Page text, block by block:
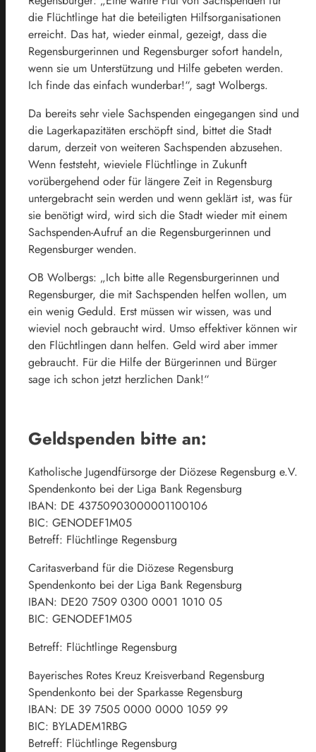
die Flüchtlinge hat die beteiligten Hilfsorganisationen
erreicht. Das hat, wieder einmal, gezeigt, dass die
Regensburgerinnen und Regensburger sofort handeln,
wenn sie um Unterstützung und Hilfe gebeten werden.
Ich finde das einfach wunderbar!“, sagt Wolbergs.
Da bereits sehr viele Sachspenden eingegangen sind und
die Lagerkapazitäten erschöpft sind, bittet die Stadt
darum, derzeit von weiteren Sachspenden abzusehen.
Wenn feststeht, wieviele Flüchtlinge in Zukunft
vorübergehend oder für längere Zeit in Regensburg
untergebracht sein werden und wenn geklärt ist, was für
sie benötigt wird, wird sich die Stadt wieder mit einem
Sachspenden-Aufruf an die Regensburgerinnen und
Regensburger wenden.
OB Wolbergs: „Ich bitte alle Regensburgerinnen und
Regensburger, die mit Sachspenden helfen wollen, um
ein wenig Geduld. Erst müssen wir wissen, was und
wieviel noch gebraucht wird. Umso effektiver können wir
den Flüchtlingen dann helfen. Geld wird aber immer
gebraucht. Für die Hilfe der Bürgerinnen und Bürger
sage ich schon jetzt herzlichen Dank!“
Geldspenden bitte an:
Katholische Jugendfürsorge der Diözese Regensburg e.V.
Spendenkonto bei der Liga Bank Regensburg
IBAN: DE 43750903000001100106
BIC: GENODEF1M05
Betreff: Flüchtlinge Regensburg
Caritasverband für die Diözese Regensburg
Spendenkonto bei der Liga Bank Regensburg
IBAN: DE20 7509 0300 0001 1010 05
BIC: GENODEF1M05
Betreff: Flüchtlinge Regensburg
Bayerisches Rotes Kreuz Kreisverband Regensburg
Spendenkonto bei der Sparkasse Regensburg
IBAN: DE 39 7505 0000 0000 1059 99
BIC: BYLADEM1RBG
Betreff: Flüchtlinge Regensburg